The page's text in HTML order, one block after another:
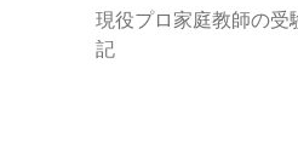
現役プロ家庭教師の受
記